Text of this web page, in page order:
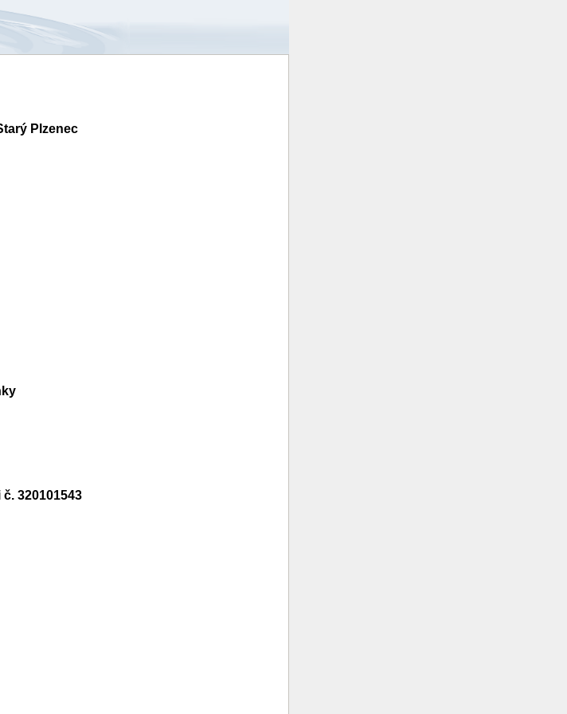
Plzenec
320101543